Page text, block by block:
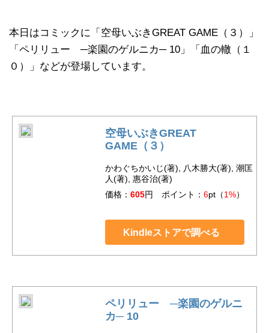
本日はコミックに「空母いぶきGREAT GAME（３）」
「ペリリュー ─楽園のゲルニカ─ 10」「血の轍（１
０）」などが登場しています。
空母いぶきGREAT
GAME（３）
かわぐちかいじ(著), 八木勝大(著), 潮匡
人(著), 惠谷治(著)
価格： 605円 ポイント： 6pt（1%）
Kindleストアで調べる
ペリリュー ─楽園のゲルニ
カ─ 10